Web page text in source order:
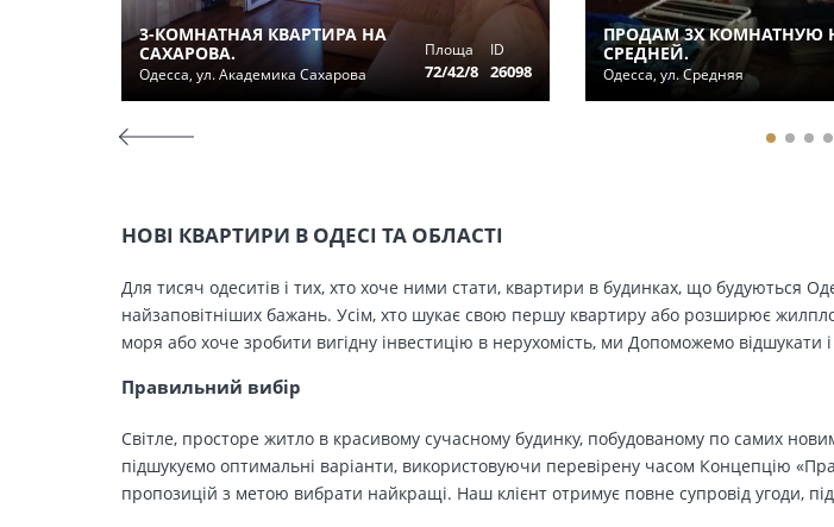
3-КОМНАТНАЯ КВАРТИРА НА
САХАРОВА.
Одесса, ул. Академика Сахарова
Площа
72/42/8
ID
26098
ПРОДАМ 3Х КОМНАТНУЮ
СРЕДНЕЙ.
Одесса, ул. Средняя
НОВІ КВАРТИРИ В ОДЕСІ ТА ОБЛАСТІ
Для тисяч одеситів і тих, хто хоче ними стати, квартири в будинках, що будуються
найзаповітніших бажань. Усім, хто шукає свою першу квартиру або розширює
моря або хоче зробити вигідну інвестицію в нерухомість, ми Допоможемо
Правильний вибір
Світле, просторе житло в красивому сучасному будинку, побудованому по самих
підшукуємо оптимальні варіанти, використовуючи перевірену часом Концепцію
пропозицій з метою вибрати найкращі. Наш клієнт отримує повне супровід угоди,